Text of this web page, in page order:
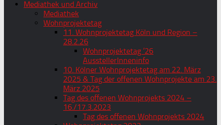
Mediathek und Archiv
Mediathek
Wohnprojektetag
11. Wohnprojektetag Köln und Region –
28.2.26
Wohnprojektetag ’26
AusstellerInneninfo
10. Kölner Wohnprojektetag am 22. März
2025 & Tag der offenen Wohnprojekte am 23.
März 2025
Tag des offenen Wohnprojekts 2024 –
16./17.3.2023
Tag des offenen Wohnprojekts 2024